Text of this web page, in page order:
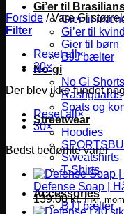
Gi’er til
Gier til
Gi’er til
Gier til børn
BJJ bælter
No-gi
No Gi Shorts
Rashguards
Spats og
Streetwear
Hoodies
Sweatshirts
T-Shirts
Accessories
BJJ bælter
Forside /Vare Gi
Filter
Reset all×
30×
Der blev ikke fundet
Reset all×
30×
Bedst bedømte varer
Defense Soap |
139,00kr. Inkl.